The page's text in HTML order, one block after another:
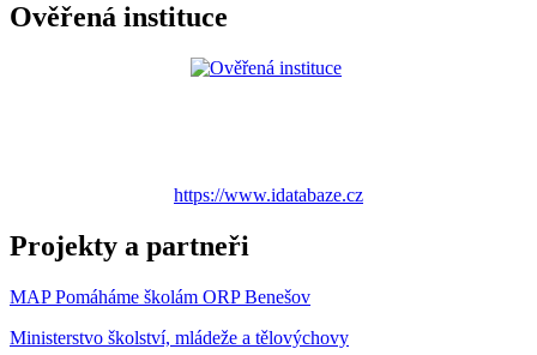
Ověřená instituce
https://www.idatabaze.cz
Projekty a partneři
MAP Pomáháme školám ORP Benešov
Ministerstvo školství, mládeže a tělovýchovy